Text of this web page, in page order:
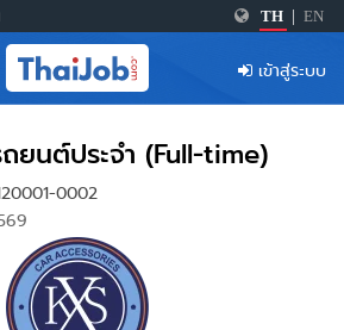
TH EN
บ
การ
เข้าสู่ระบบ
ยนต์ประจำ (Full-time)
0002